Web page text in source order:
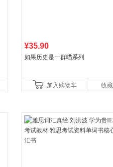
¥35.90
如果历史是一群喵系列
加入购物车 收藏